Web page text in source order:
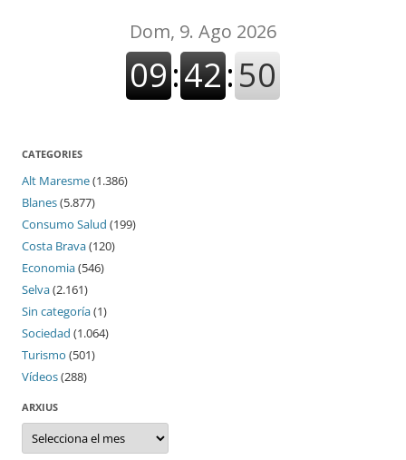
CATEGORIES
Alt Maresme(1.386)
Blanes(5.877)
Consumo Salud (199)
Costa Brava(120)
Economia(546)
Selva(2.161)
Sin categoría(1)
Sociedad (1.064)
Turismo (501)
Vídeos(288)
ARXIUS
Arxius